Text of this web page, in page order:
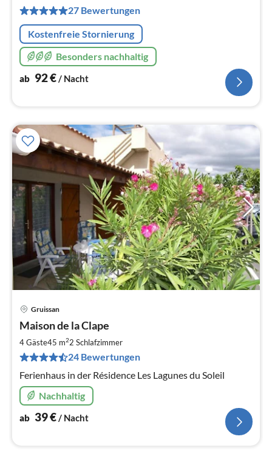
27 Bewertungen
Kostenfreie Stornierung
Besonders nachhaltig
ab 92€/ Nacht
Gruissan
Maison de la Clape
4 Gäste45 m22 Schlafzimmer
24 Bewertungen
Ferienhaus in der Résidence Les Lagunes du Soleil
Nachhaltig
ab 39€/ Nacht